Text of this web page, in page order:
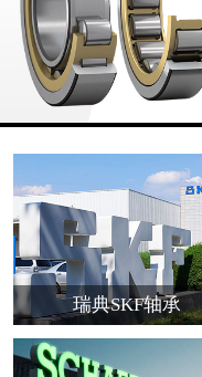
瑞典SKF轴承